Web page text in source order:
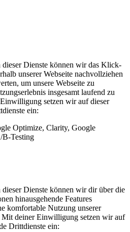
dieser Dienste können wir das Klick-
unserer Webseite nachvollziehen
um unsere Webseite zu
insgesamt laufend zu
setzen wir auf dieser
ein:
Optimize, Clarity, Google
B-Testing
Dienste können wir dir über die
hinausgehende Features
komfortable Nutzung unserer
Mit deiner Einwilligung setzen wir auf
Drittdienste ein: